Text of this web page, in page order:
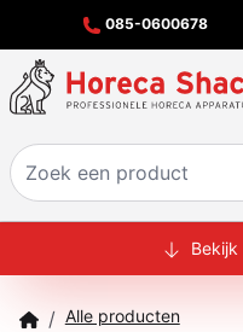
085-0600678
/ Alle producten